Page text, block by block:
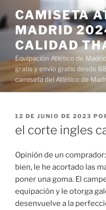
al
contenido
CAMISETA
MADRID
CALIDAD
Equipación Atlético de
gratis y envío gratis desde
camiseta del Atlético de
PUBLICADO
EL
12 DE JUNIO DE 2023
el corte ingles
Opinión de un
bien, le he acortado las
poner una goma. El
equipación y le otorga
desenvuelve a la